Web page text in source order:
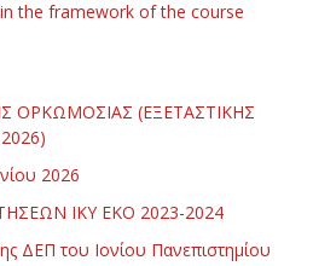
the framework of the course
ΟΡΚΩΜΟΣΙΑΣ (ΕΞΕΤΑΣΤΙΚΗΣ
2026
ΙΚΥ ΕΚΟ 2023-2024
ΔΕΠ του Ιονίου Πανεπιστημίου